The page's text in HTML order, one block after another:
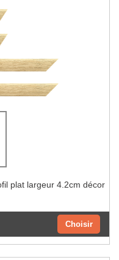
plat largeur 4.2cm décor
Choisir